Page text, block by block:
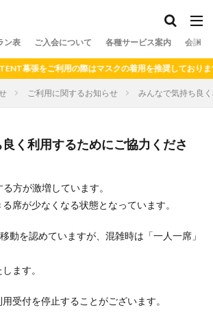
ン表 ご入会について 各種サービス案内 会議室
幕張をご利用の際はマスクの着用を推奨しておりま
ご利用に関するお知らせ みんなで気持ち良
く利用するためにご協力くださ
方が激増しています。
席が少なくなる状態となっています。
動を認めていますが、混雑時は「一人一席」
ます。
受付を停止することがございます。